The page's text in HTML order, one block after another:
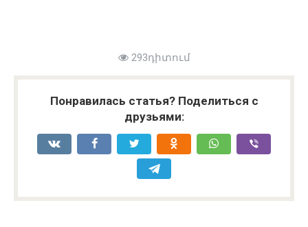
293դիտում
Понравилась статья? Поделиться с
друзьями: